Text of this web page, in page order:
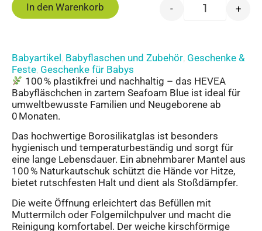
- +
In den Warenkorb
Babyartikel, Babyflaschen und Zubehör, Geschenke &
Feste, Geschenke für Babys
100 % plastikfrei und nachhaltig – das HEVEA
Babyfläschchen in zartem Seafoam Blue ist ideal für
umweltbewusste Familien und Neugeborene ab
0 Monaten.
Das hochwertige Borosilikatglas ist besonders
hygienisch und temperaturbeständig und sorgt für
eine lange Lebensdauer. Ein abnehmbarer Mantel aus
100 % Naturkautschuk schützt die Hände vor Hitze,
bietet rutschfesten Halt und dient als Stoßdämpfer.
Die weite Öffnung erleichtert das Befüllen mit
Muttermilch oder Folgemilchpulver und macht die
Reinigung komfortabel. Der weiche kirschförmige